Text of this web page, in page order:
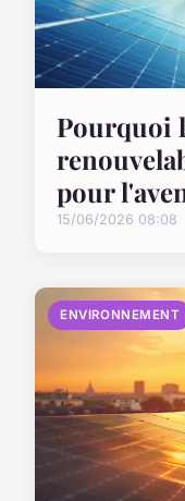
Pourquoi
pour
15/06/2026 08:08
ENVIRONNEMENT